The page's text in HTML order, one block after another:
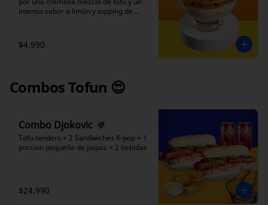
intenso sabor a limón y topping de
equilibrio perfecto entre la frescura
cítrica y la suavidad de la crema.
$4.990
Combos Tofun 😍
Combo Djokovic
Tofu tenders + 2 Sandwiches K-pop + 1
porcion pequeña de papas + 2 bebidas
$24.990